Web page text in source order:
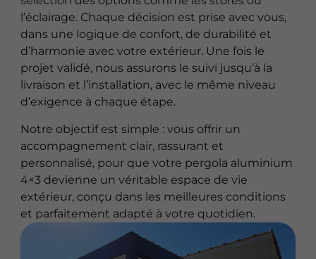
l’éclairage. Chaque décision est prise avec vous,
dans une logique de confort, de durabilité et
d’harmonie avec votre extérieur. Une fois le
projet validé, nous assurons le suivi jusqu’à la
livraison et l’installation, avec le même niveau
d’exigence à chaque étape.
Notre objectif est simple : vous offrir un
accompagnement clair, rassurant et
personnalisé, pour que votre pergola aluminium
4×3 devienne un véritable espace de vie
extérieur, conçu dans les meilleures conditions
et parfaitement adapté à votre quotidien.